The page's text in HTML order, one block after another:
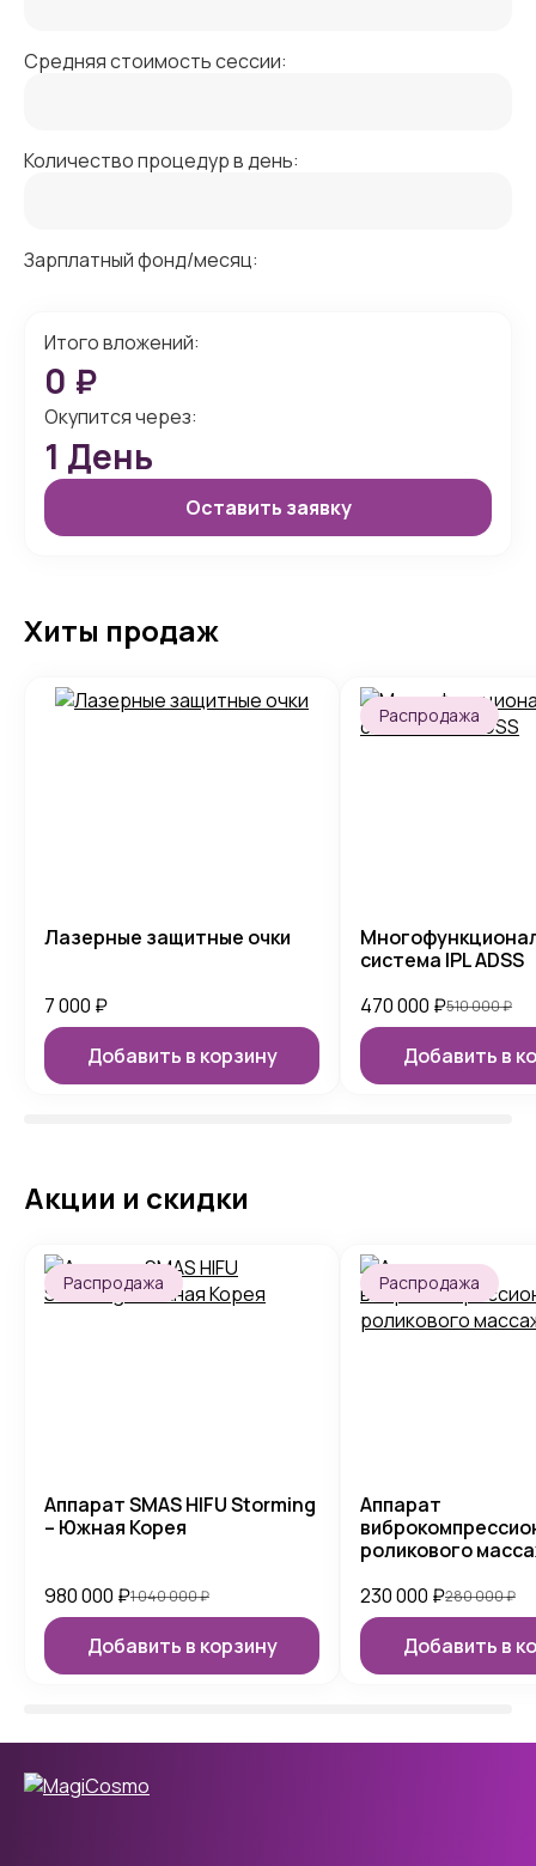
Средняя стоимость сессии:
Количество процедур в день:
Зарплатный фонд/месяц:
Итого вложений:
0 ₽
Окупится через:
1 День
Оставить заявку
Хиты продаж
Лазерные защитные очки
7 000 ₽
Добавить в корзину
Распродажа
система IPL ADSS
470 000 ₽510 000₽
Добавить в
Акции и скидки
Распродажа
Аппарат SMAS HIFU Storming
– Южная Корея
980 000 ₽1 040 000₽
Добавить в корзину
Распродажа
Аппарат
роликового
230 000 ₽280 000₽
Добавить в